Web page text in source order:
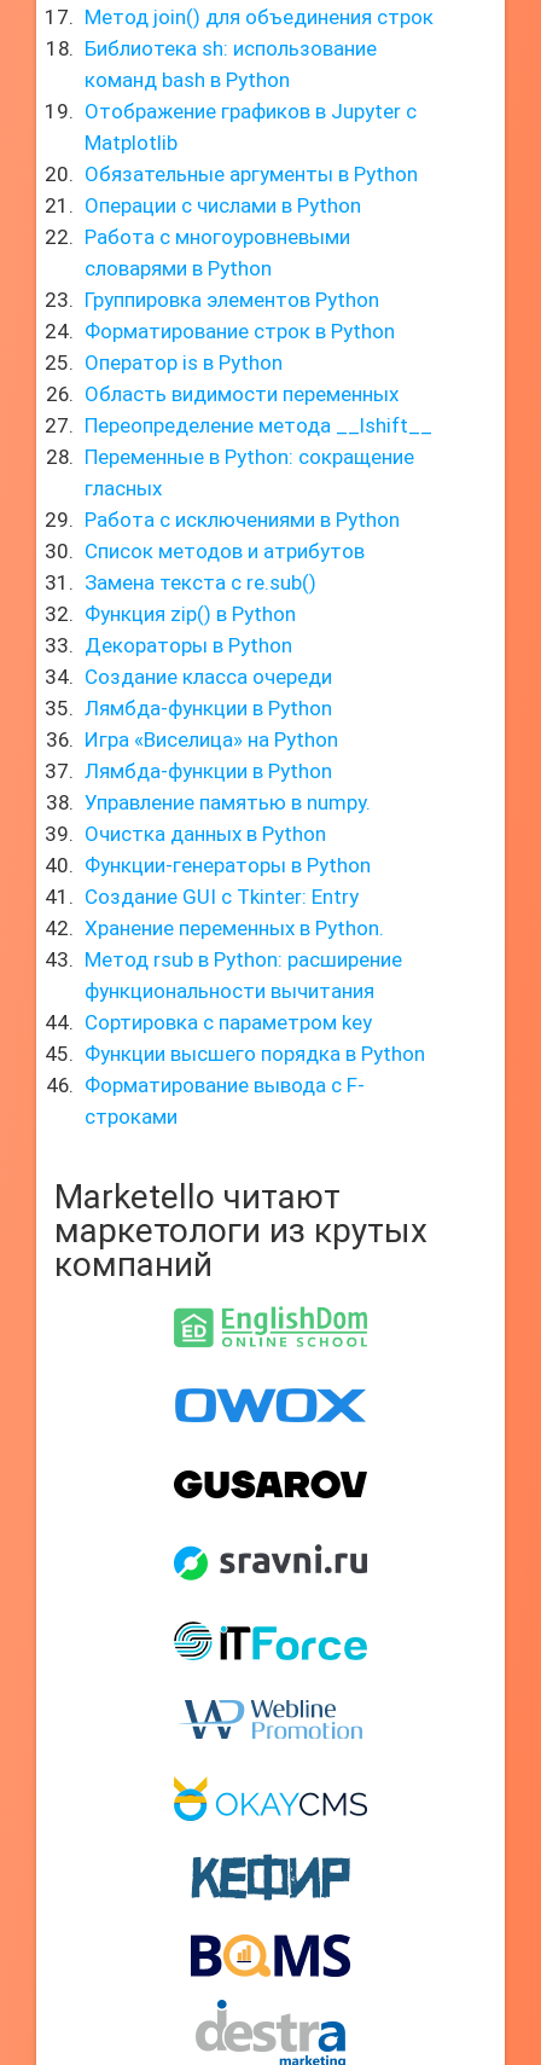
Метод join() для объединения строк
Библиотека sh: использование
команд bash в Python
Отображение графиков в Jupyter с
Matplotlib
Обязательные аргументы в Python
Операции с числами в Python
Работа с многоуровневыми
словарями в Python
Группировка элементов Python
Форматирование строк в Python
Оператор is в Python
Область видимости переменных
Переопределение метода __lshift__
Переменные в Python: сокращение
гласных
Работа с исключениями в Python
Список методов и атрибутов
Замена текста с re.sub()
Функция zip() в Python
Декораторы в Python
Создание класса очереди
Лямбда-функции в Python
Игра «Виселица» на Python
Лямбда-функции в Python
Управление памятью в numpy.
Очистка данных в Python
Функции-генераторы в Python
Создание GUI с Tkinter: Entry
Хранение переменных в Python.
Метод rsub в Python: расширение
функциональности вычитания
Сортировка с параметром key
Функции высшего порядка в Python
Форматирование вывода с F-
строками
Marketello читают
маркетологи из крутых
компаний